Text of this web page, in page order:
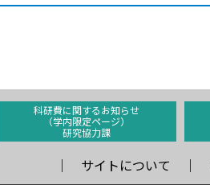
科研費に関するお知らせ
（学内限定ページ）
研究協力課
サイトについて